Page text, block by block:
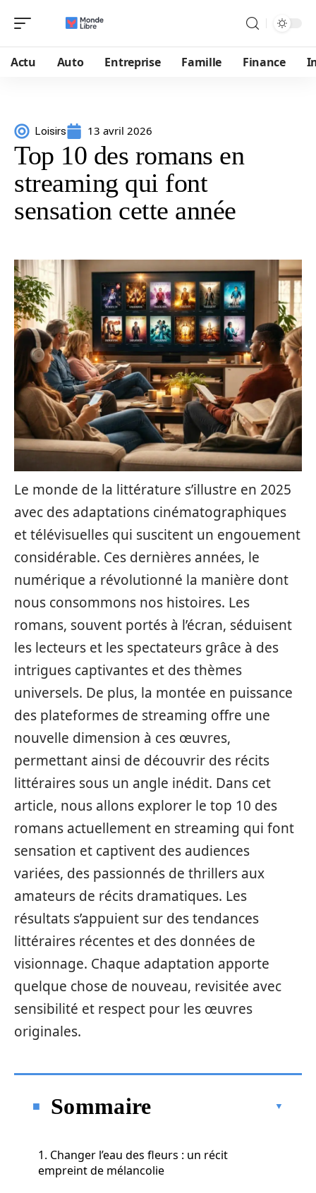
Actu Auto Entreprise Famille Finance
Loisirs 13 avril 2026
Top 10 des romans en
streaming qui font
sensation cette année
Le monde de la littérature s’illustre en 2025
avec des adaptations cinématographiques
et télévisuelles qui suscitent un engouement
considérable. Ces dernières années, le
numérique a révolutionné la manière dont
nous consommons nos histoires. Les
romans, souvent portés à l’écran, séduisent
les lecteurs et les spectateurs grâce à des
intrigues captivantes et des thèmes
universels. De plus, la montée en puissance
des plateformes de streaming offre une
nouvelle dimension à ces œuvres,
permettant ainsi de découvrir des récits
littéraires sous un angle inédit. Dans cet
article, nous allons explorer le top 10 des
romans actuellement en streaming qui font
sensation et captivent des audiences
variées, des passionnés de thrillers aux
amateurs de récits dramatiques. Les
résultats s’appuient sur des tendances
littéraires récentes et des données de
visionnage. Chaque adaptation apporte
quelque chose de nouveau, revisitée avec
sensibilité et respect pour les œuvres
originales.
Sommaire
1. Changer l’eau des fleurs : un récit
empreint de mélancolie